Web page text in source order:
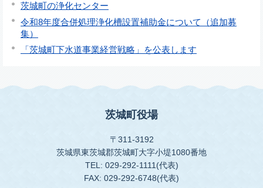
茨城町の浄化センター
令和8年度合併処理浄化槽設置補助金について（追加募
集）
「茨城町下水道事業経営戦略」を公表します
茨城町役場
〒311-3192
茨城県東茨城郡茨城町大字小堤1080番地
TEL: 029-292-1111(代表)
FAX: 029-292-6748(代表)